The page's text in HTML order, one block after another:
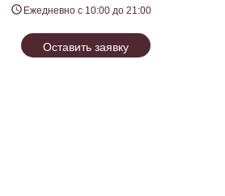
Оставить заявку
Ежедневно с 10:00 до 21:00